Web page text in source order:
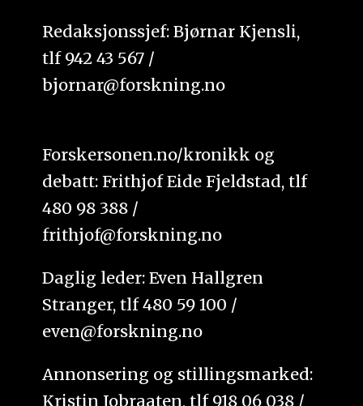
Redaksjonssjef: Bjørnar Kjensli,
tlf 942 43 567 /
bjornar@forskning.no
Forskersonen.no/kronikk og
debatt: Frithjof Eide Fjeldstad, tlf
480 98 388 /
frithjof@forskning.no
Daglig leder: Even Hallgren
Stranger, tlf 480 59 100 /
even@forskning.no
Annonsering og stillingsmarked:
Kristin Jobraaten, tlf 918 06 038 /